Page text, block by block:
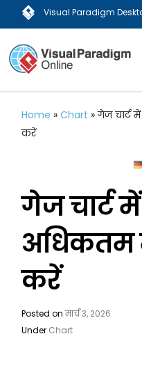
Visual Paradigm
Home »Chart »गेज चार्ट
करें
गेज चार्ट
अधिकतम
करें
Posted onमार्च 3, 2026
Under Chart